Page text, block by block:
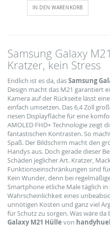
IN DEN WARENKORB
Samsung Galaxy
Kratzer, kein Stress
Endlich ist es da, dasSamsung
Design macht das M21 garantiert
Kamera auf der Rückseite lässt
einfach umsetzen. Das 6,4 Zoll
riesen Displayfläche für eine
AMOLED FHD+ Technologie zeigt
fantastischen Kontrasten. So
Spaß. Der Bildschirm macht den
Handys aus. Doch gerade dieser
Schäden jeglicher Art. Kratzer,
Funktionseinschränkungen sind
Kein Wunder, denn bei
Smartphone etliche Male täglich
Wahrscheinlichkeit eines
unnötigen Kosten und ganz viel
für Schutz zu sorgen. Was wäre da
Galaxy M21 Hülle von